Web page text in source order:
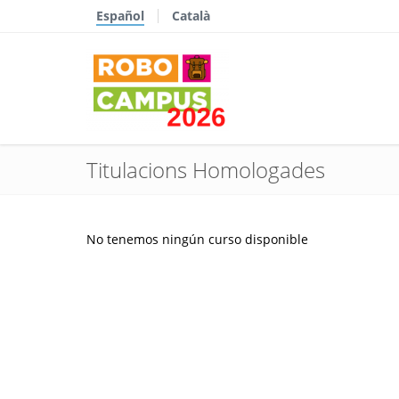
Español Català
Titulacions Homologades
No tenemos ningún curso disponible